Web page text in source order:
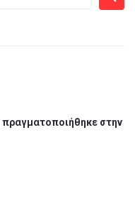
πραγματοποιήθηκε στην